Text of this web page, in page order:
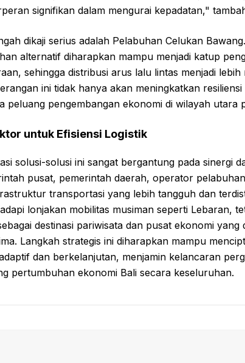
signifikan dalam mengurai kepadatan,"
dikaji serius adalah Pelabuhan Celukan
alternatif diharapkan mampu menjadi katup
sehingga distribusi arus lalu lintas menjadi lebih
ini tidak hanya akan meningkatkan
peluang pengembangan ekonomi di wilayah utara
untuk Efisiensi Logistik
solusi-solusi ini sangat bergantung pada sinergi
pusat, pemerintah daerah, operator
transportasi yang lebih tangguh dan
lonjakan mobilitas musiman seperti Lebaran,
destinasi pariwisata dan pusat ekonomi yang
Langkah strategis ini diharapkan mampu
dan berkelanjutan, menjamin kelancaran
pertumbuhan ekonomi Bali secara keseluruhan.